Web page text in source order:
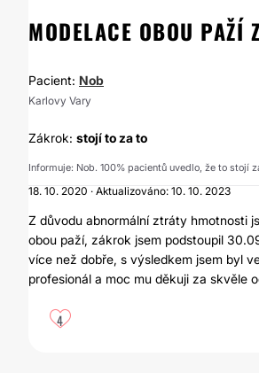
MODELACE OBOU PAŽÍ
Pacient: Nob
Karlovy Vary
Zákrok: stojí to za to
Informuje: Nob. 100% pacientů uvedlo, že to stojí
18. 10. 2020 · Aktualizováno: 10. 10. 2023
Z důvodu abnormální ztráty hmotnosti
obou paží, zákrok jsem podstoupil
více než dobře, s výsledkem jsem byl
profesionál a moc mu děkuji za skvěle
4